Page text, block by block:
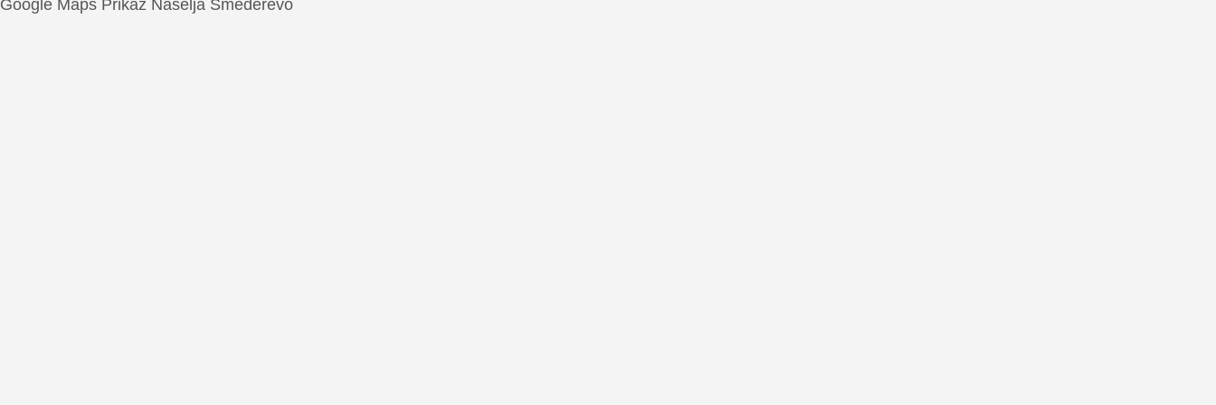
Google Maps Prikaz Naselja Smederevo